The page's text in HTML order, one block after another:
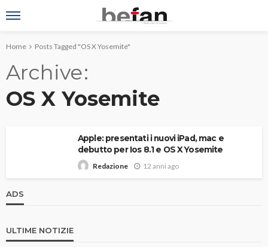
Home Posts Tagged "OS X Yosemite"
Archive
OS X Yosemite
Apple: presentati i nuovi iPad, mac e
debutto per Ios 8.1 e OS X Yosemite
Redazione 12 anni ago
ADS
ULTIME NOTIZIE